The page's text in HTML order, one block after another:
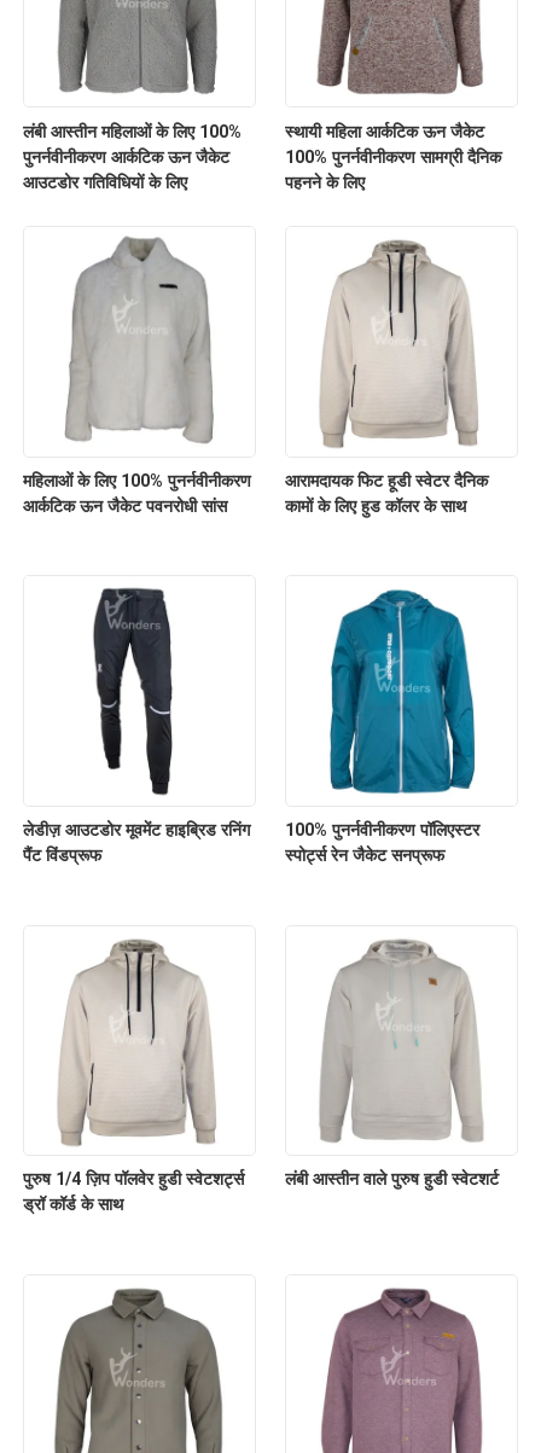
लंबी आस्तीन महिलाओं के लिए 100%
पुनर्नवीनीकरण आर्कटिक ऊन जैकेट
आउटडोर गतिविधियों के लिए
स्थायी महिला आर्कटिक ऊन जैकेट
100% पुनर्नवीनीकरण सामग्री दैनिक
पहनने के लिए
महिलाओं के लिए 100% पुनर्नवीनीकरण
आर्कटिक ऊन जैकेट पवनरोधी सांस
आरामदायक फिट हूडी स्वेटर दैनिक
कामों के लिए हुड कॉलर के साथ
लेडीज़ आउटडोर मूवमेंट हाइब्रिड रनिंग
पैंट विंडप्रूफ
100% पुनर्नवीनीकरण पॉलिएस्टर
स्पोर्ट्स रेन जैकेट सनप्रूफ
पुरुष 1/4 ज़िप पॉलवेर हुडी स्वेटशर्ट्स
ड्रॉ कॉर्ड के साथ
लंबी आस्तीन वाले पुरुष हुडी स्वेटशर्ट